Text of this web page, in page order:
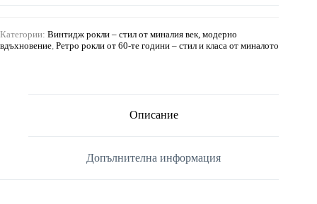
Категории: Винтидж рокли – стил от миналия век, модерно
вдъхновение Ретро рокли от 60-те години – стил и класа от миналото
Описание
Допълнителна информация